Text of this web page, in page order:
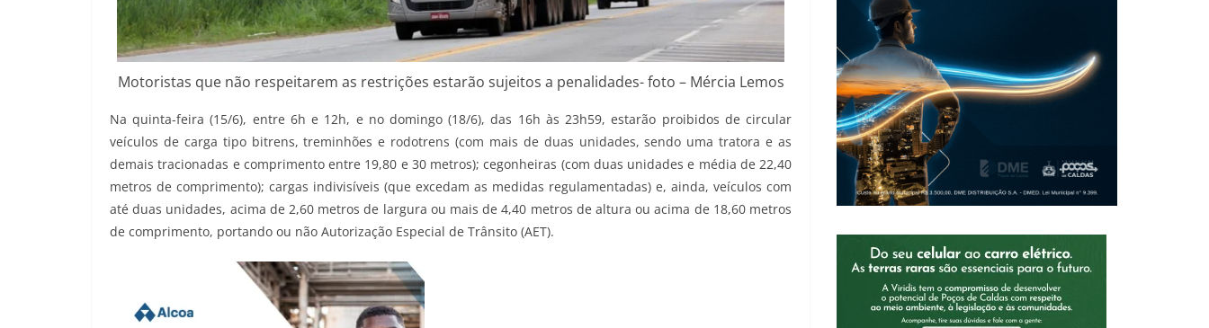
Motoristas que não respeitarem as restrições estarão sujeitos a penalidades- foto – Mércia Lemos
Na quinta-feira (15/6), entre 6h e 12h, e no domingo (18/6), das 16h às 23h59, estarão proibidos de circular
veículos de carga tipo bitrens, treminhões e rodotrens (com mais de duas unidades, sendo uma tratora e as
demais tracionadas e comprimento entre 19,80 e 30 metros); cegonheiras (com duas unidades e média de 22,40
metros de comprimento); cargas indivisíveis (que excedam as medidas regulamentadas) e, ainda, veículos com
até duas unidades, acima de 2,60 metros de largura ou mais de 4,40 metros de altura ou acima de 18,60 metros
de comprimento, portando ou não Autorização Especial de Trânsito (AET).